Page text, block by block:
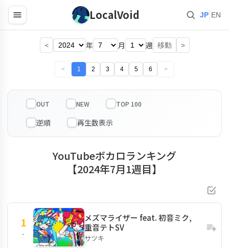
LocalVoid JP EN
< 年 月 週 移動 >
< 1 2 3 4 5 6 >
OUT NEW TOP 100
YouTubeボカロランキング
【2024年7月1週目】
1
-
メズマライザー feat. 初音ミク,
重音テトSV
サツキ